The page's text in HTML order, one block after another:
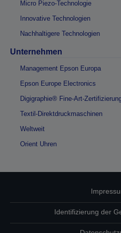
Micro Piezo-Technologie
Innovative Technologien
Nachhaltigere Technologien
Unternehmen
Management Epson Europa
Epson Europe Electronics
Digigraphie® Fine-Art-
Textil-Direktdruckmaschinen
Weltweit
Orient Uhren
Identifizierung der